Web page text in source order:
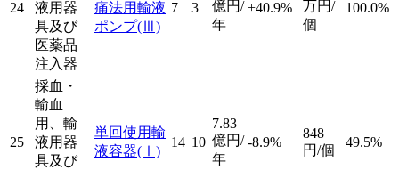
24
液用器
具及び
医薬品
注入器
痛法用輸液
ポンプ(Ⅲ)
7 3
億円/
年
+40.9%
万円/
個
100.0%
25
採血・
輸血
用、輸
液用器
具及び
単回使用輸
液容器(Ⅰ)
14 10
7.83
億円/
年
-8.9%
848
円/個
49.5%